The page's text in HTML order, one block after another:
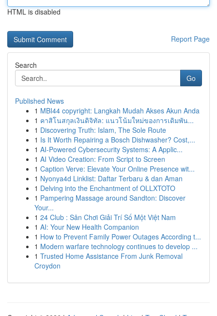
HTML is disabled
Report Page
Search
Go
Published News
1 MBI44 copyright: Langkah Mudah Akses Akun Anda
1 คาสิโนสกุลเงินดิจิทัล: แนวโน้มใหม่ของการเดิมพัน...
1 Discovering Truth: Islam, The Sole Route
1 Is It Worth Repairing a Bosch Dishwasher? Cost,...
1 AI-Powered Cybersecurity Systems: A Applic...
1 AI Video Creation: From Script to Screen
1 Caption Verve: Elevate Your Online Presence wit...
1 Nyonya4d Linklist: Daftar Terbaru & dan Aman
1 Delving into the Enchantment of OLLXTOTO
1 Pampering Massage around Sandton: Discover
Your...
1 24 Club : Sân Chơi Giải Trí Số Một Việt Nam
1 AI: Your New Health Companion
1 How to Prevent Family Power Outages According t...
1 Modern warfare technology continues to develop ...
1 Trusted Home Assistance From Junk Removal
Croydon